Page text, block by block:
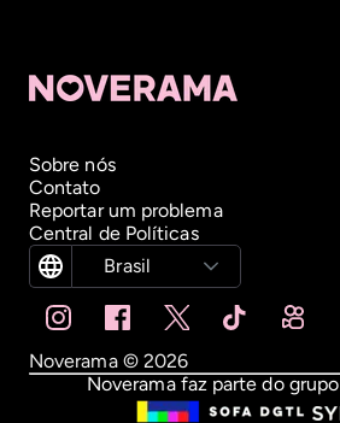
Sobre nós
Contato
Reportar um problema
Central de Políticas
Brasil
Noverama © 2026
Noverama faz parte do grupo